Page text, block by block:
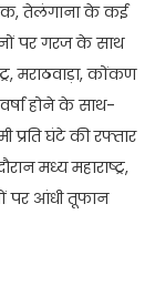
तेलंगाना के कई
पर गरज के साथ
मराठवाड़ा, कोंकण
होने के साथ-
घंटे की रफ्तार
मध्य महाराष्ट्र,
पर आंधी तूफान